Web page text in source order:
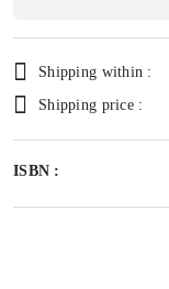
Shipping within :
Shipping price :
ISBN :